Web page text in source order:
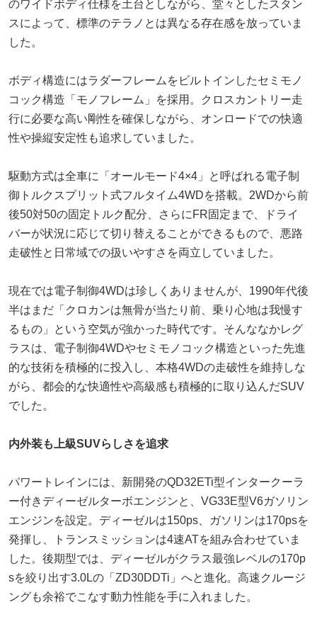
のワイドボディ仕様を土台としながら、堂々としたスタン
スによって、標準のテラノとは異なる存在感を放っていま
した。
ボディ構造にはラダーフレームをビルトインしたセミモノ
コック構造「モノフレーム」を採用。クロスカントリー走
行に必要な高い剛性を確保しながら、オンロードでの快適
性や操縦安定性も追求していました。
駆動方式は全車に「オールモード4×4」と呼ばれる電子制
御トルクスプリット式フルタイム4WDを搭載。2WDから前
後50対50の固定トルク配分、さらにFR固定まで、ドライ
バーが状況に応じて切り替えることができるもので、悪路
走破性と日常域での扱いやすさを両立していました。
現在では電子制御4WDは珍しくありませんが、1990年代後
半はまだ「クロカンは無骨が当たり前、乗り心地は我慢す
るもの」という空気が強かった時代です。そんななかレグ
ラスは、電子制御4WDやセミモノコック構造といった先進
的な技術を積極的に投入し、本格4WDの走破性を維持しな
がら、都会的な快適性や高級感も積極的に取り込んだSUV
でした。
内外装も上級SUVらしさを追求
パワートレインには、新開発のQD32ETi型インタークーラ
ー付きディーゼルターボエンジンと、VG33E型V6ガソリン
エンジンを設定。ディーゼルは150ps、ガソリンは170psを
発揮し、トランスミッションは4速ATを組み合わせていま
した。後期型では、ディーゼルがクラス最強レベルの170p
sを絞り出す3.0Lの「ZD30DDTi」へと進化。高速クルージ
ングも余裕でこなす動力性能を手に入れました。